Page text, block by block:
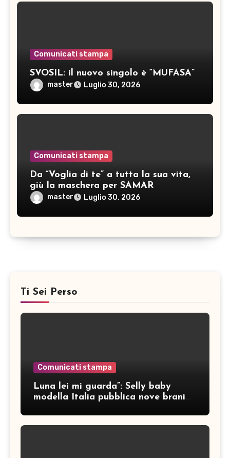
Comunicati stampa
SVOSIL: il nuovo singolo è “MUFASA”
master Luglio 30, 2026
Comunicati stampa
Da “Voglia di te” a tutta la sua vita,
giù la maschera per SAMAR
master Luglio 30, 2026
Ti Sei Perso
Comunicati stampa
Luna lei mi guarda”: Selly baby
modella Italia pubblica nove brani